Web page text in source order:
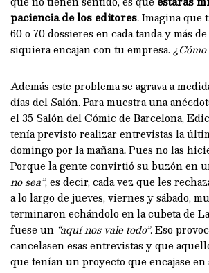
paciencia de los editores. Imagina que
60 o 70 dossieres en cada tanda y más
siquiera encajan con tu empresa.
Además este problema se agrava a
días del Salón. Para muestra una
el 35 Salón del Cómic de Barcelona,
tenía previsto realizar entrevistas la
domingo por la mañana. Pues no las
Porque la gente convirtió su buzón en
no sea”, es decir, cada vez que les
a lo largo de jueves, viernes y sábado,
terminaron echándolo en la cubeta de
fuese un “aquí nos vale todo”. Eso
cancelasen esas entrevistas y que
que tenían un proyecto que encajase